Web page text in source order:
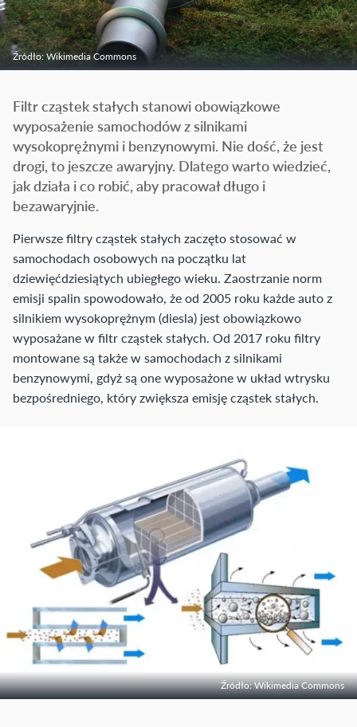
Źródło: Wikimedia Commons
Filtr cząstek stałych stanowi obowiązkowe
wyposażenie samochodów z silnikami
wysokoprężnymi i benzynowymi. Nie dość, że jest
drogi, to jeszcze awaryjny. Dlatego warto wiedzieć,
jak działa i co robić, aby pracował długo i
bezawaryjnie.
Pierwsze filtry cząstek stałych zaczęto stosować w
samochodach osobowych na początku lat
dziewięćdziesiątych ubiegłego wieku. Zaostrzanie norm
emisji spalin spowodowało, że od 2005 roku każde auto z
silnikiem wysokoprężnym (diesla) jest obowiązkowo
wyposażane w filtr cząstek stałych. Od 2017 roku filtry
montowane są także w samochodach z silnikami
benzynowymi, gdyż są one wyposażone w układ wtrysku
bezpośredniego, który zwiększa emisję cząstek stałych.
Źródło: Wikimedia Commons